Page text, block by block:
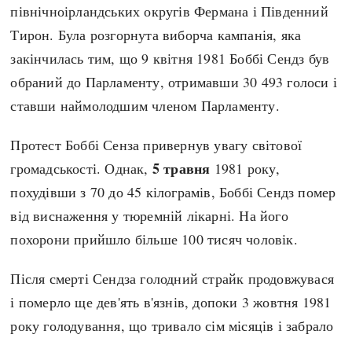
північноірландських округів Фермана і Південний
Тирон. Була розгорнута виборча кампанія, яка
закінчилась тим, що 9 квітня 1981 Боббі Сендз був
обраний до Парламенту, отримавши 30 493 голоси і
ставши наймолодшим членом Парламенту.
Протест Боббі Сенза привернув увагу світової
громадськості. Однак, 5 травня 1981 року,
похудівши з 70 до 45 кілограмів, Боббі Сендз помер
від виснаження у тюремній лікарні. На його
похорони прийшло більше 100 тисяч чоловік.
Після смерті Сендза голодний страйк продовжувася
і померло ще дев'ять в'язнів, допоки 3 жовтня 1981
року голодування, що тривало сім місяців і забрало